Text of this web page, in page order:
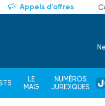
Appels d'offres
LE
MAG
NUMÉROS
JURIDIQUES